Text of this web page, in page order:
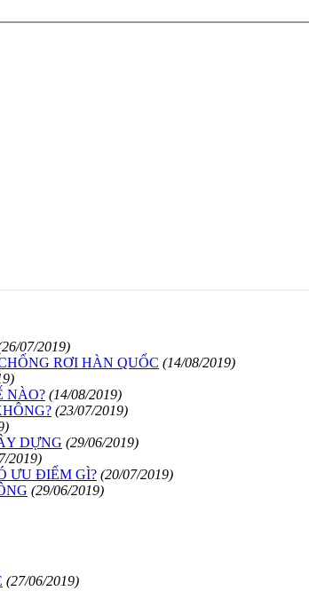
07/2019)
RƠI HÀN QUỐC (14/08/2019)
NÀO? (14/08/2019)
(23/07/2019)
DỰNG (29/06/2019)
2019)
ƯU ĐIỂM GÌ? (20/07/2019)
(29/06/2019)
(27/06/2019)